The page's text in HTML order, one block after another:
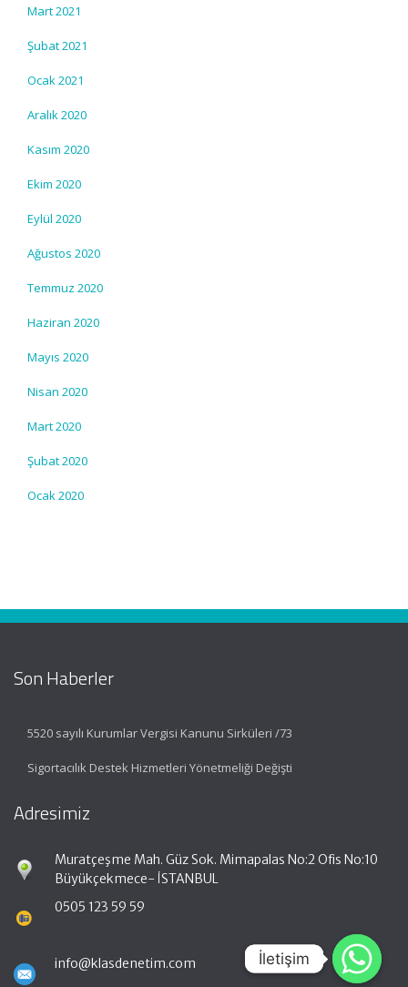
Mart 2021
Şubat 2021
Ocak 2021
Aralık 2020
Kasım 2020
Ekim 2020
Eylül 2020
Ağustos 2020
Temmuz 2020
Haziran 2020
Mayıs 2020
Nisan 2020
Mart 2020
Şubat 2020
Ocak 2020
Son Haberler
5520 sayılı Kurumlar Vergisi Kanunu Sirküleri /73
Sigortacılık Destek Hizmetleri Yönetmeliği Değişti
Adresimiz
Muratçeşme Mah. Güz Sok. Mimapalas No:2 Ofis No:10
Büyükçekmece- İSTANBUL
0505 123 59 59
info@klasdenetim.com İletişim
İletişim